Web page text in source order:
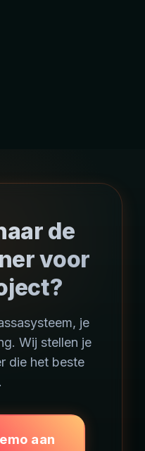
de
voor
je
Wij stellen je
die het beste
aan